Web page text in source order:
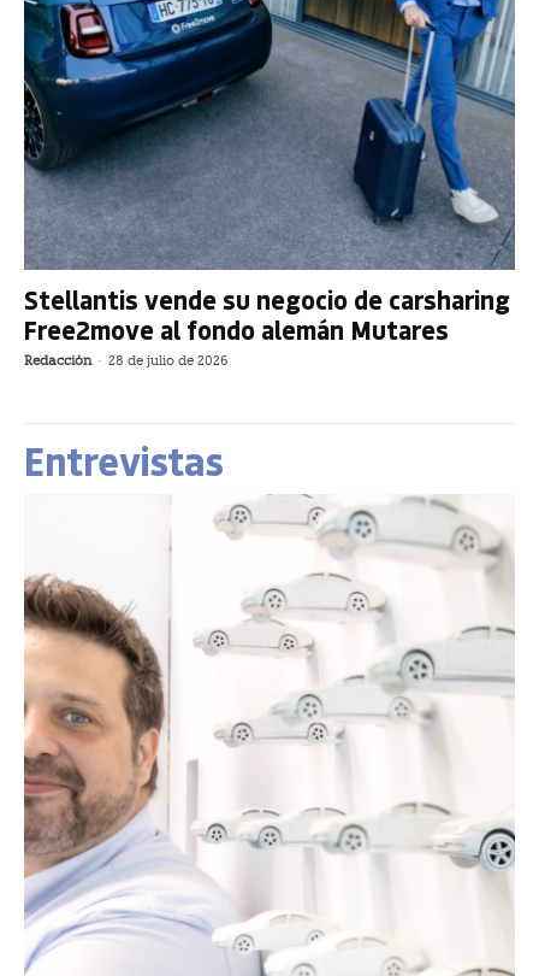
Stellantis vende su negocio de carsharing
Free2move al fondo alemán Mutares
Redacción - 28 de julio de 2026
Entrevistas